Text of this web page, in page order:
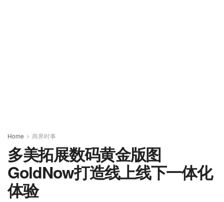
Home 商界时事
多美拓展数码黄金版图
GoldNow打造线上线下一体化
体验